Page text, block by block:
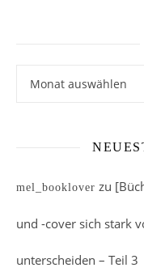
mel_booklover zu
und -cover sich stark
unterscheiden – Teil 3